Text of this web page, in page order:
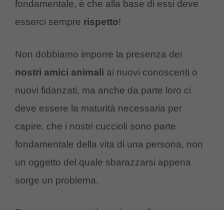
fondamentale, è che alla base di essi deve
esserci sempre rispetto!
Non dobbiamo imporre la presenza dei
nostri amici animali ai nuovi conoscenti o
nuovi fidanzati, ma anche da parte loro ci
deve essere la maturità necessaria per
capire, che i nostri cuccioli sono parte
fondamentale della vita di una persona, non
un oggetto del quale sbarazzarsi appena
sorge un problema.